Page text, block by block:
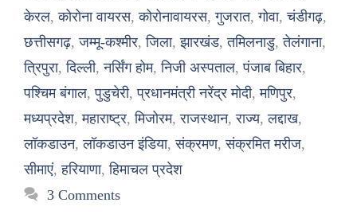
केरल,कोरोना वायरस,कोरोनावायरस,गुजरात,गोवा,चंडीगढ़,
छत्तीसगढ़,जम्मू-कश्मीर,जिला,झारखंड,तमिलनाडु,तेलंगाना,
त्रिपुरा,दिल्ली,नर्सिंग होम,निजी अस्पताल,पंजाब बिहार,
पश्चिम बंगाल,पुडुचेरी,प्रधानमंत्री नरेंद्र मोदी,मणिपुर,
मध्यप्रदेश,महाराष्ट्र,मिजोरम,राजस्थान,राज्य,लद्दाख,
लॉकडाउन,लॉकडाउन इंडिया,संक्रमण,संक्रमित मरीज,
सीमाएं,हरियाणा,हिमाचल प्रदेश
3 Comments